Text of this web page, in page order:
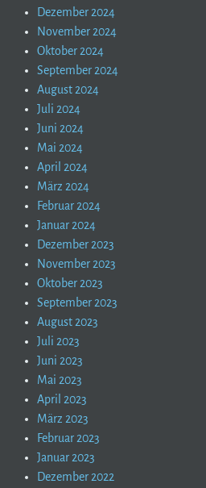
Dezember 2024
November 2024
Oktober 2024
September 2024
August 2024
Juli 2024
Juni 2024
Mai 2024
April 2024
März 2024
Februar 2024
Januar 2024
Dezember 2023
November 2023
Oktober 2023
September 2023
August 2023
Juli 2023
Juni 2023
Mai 2023
April 2023
März 2023
Februar 2023
Januar 2023
Dezember 2022